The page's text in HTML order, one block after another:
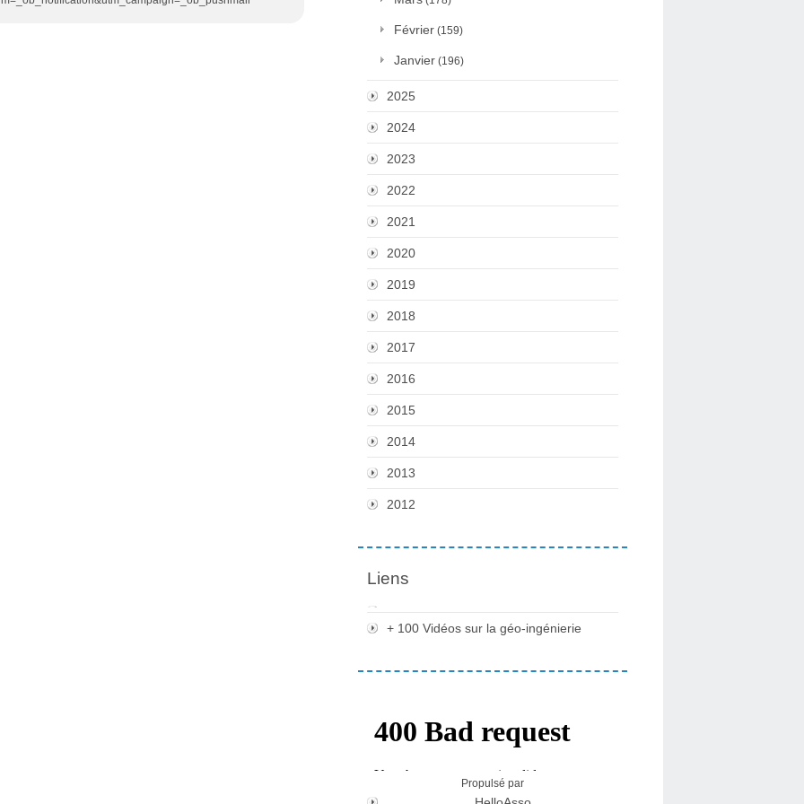
Février (159)
Janvier (196)
2025
2024
2023
2022
2021
2020
2019
2018
2017
2016
2015
2014
2013
2012
Liens
+ 100 Vidéos sur la géo-ingénierie
Propulsé par